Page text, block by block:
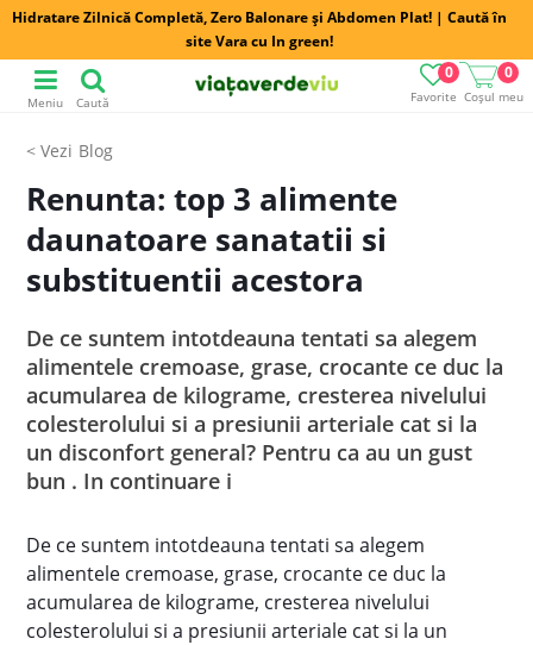
Hidratare Zilnică Completă, Zero Balonare și Abdomen Plat! | Caută în
site Vara cu In green!
Favorite
0
Coșul meu
0
Meniu Caută
Blog
Renunta: top 3 alimente
daunatoare sanatatii si
substituentii acestora
De ce suntem intotdeauna tentati sa alegem
alimentele cremoase, grase, crocante ce duc la
acumularea de kilograme, cresterea nivelului
colesterolului si a presiunii arteriale cat si la
un disconfort general? Pentru ca au un gust
bun . In continuare i
De ce suntem intotdeauna tentati sa alegem
alimentele cremoase, grase, crocante ce duc la
acumularea de kilograme, cresterea nivelului
colesterolului si a presiunii arteriale cat si la un